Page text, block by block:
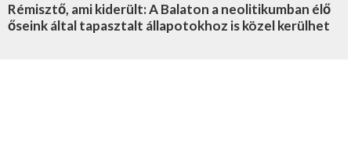
Rémisztő, ami kiderült: A Balaton a neolitikumban élő
őseink által tapasztalt állapotokhoz is közel kerülhet